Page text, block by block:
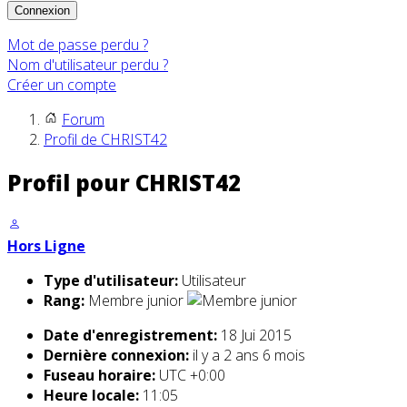
Connexion
Mot de passe perdu ?
Nom d'utilisateur perdu ?
Créer un compte
Forum
Profil de CHRIST42
Profil pour CHRIST42
Hors Ligne
Type d'utilisateur: Utilisateur
Rang: Membre junior
Date d'enregistrement: 18 Jui 2015
Dernière connexion: il y a 2 ans 6 mois
Fuseau horaire: UTC +0:00
Heure locale: 11:05